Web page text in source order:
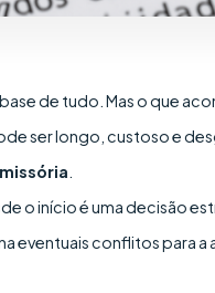
de tudo. Mas o que
ser longo, custoso e
o início é uma decisão
eventuais conflitos para